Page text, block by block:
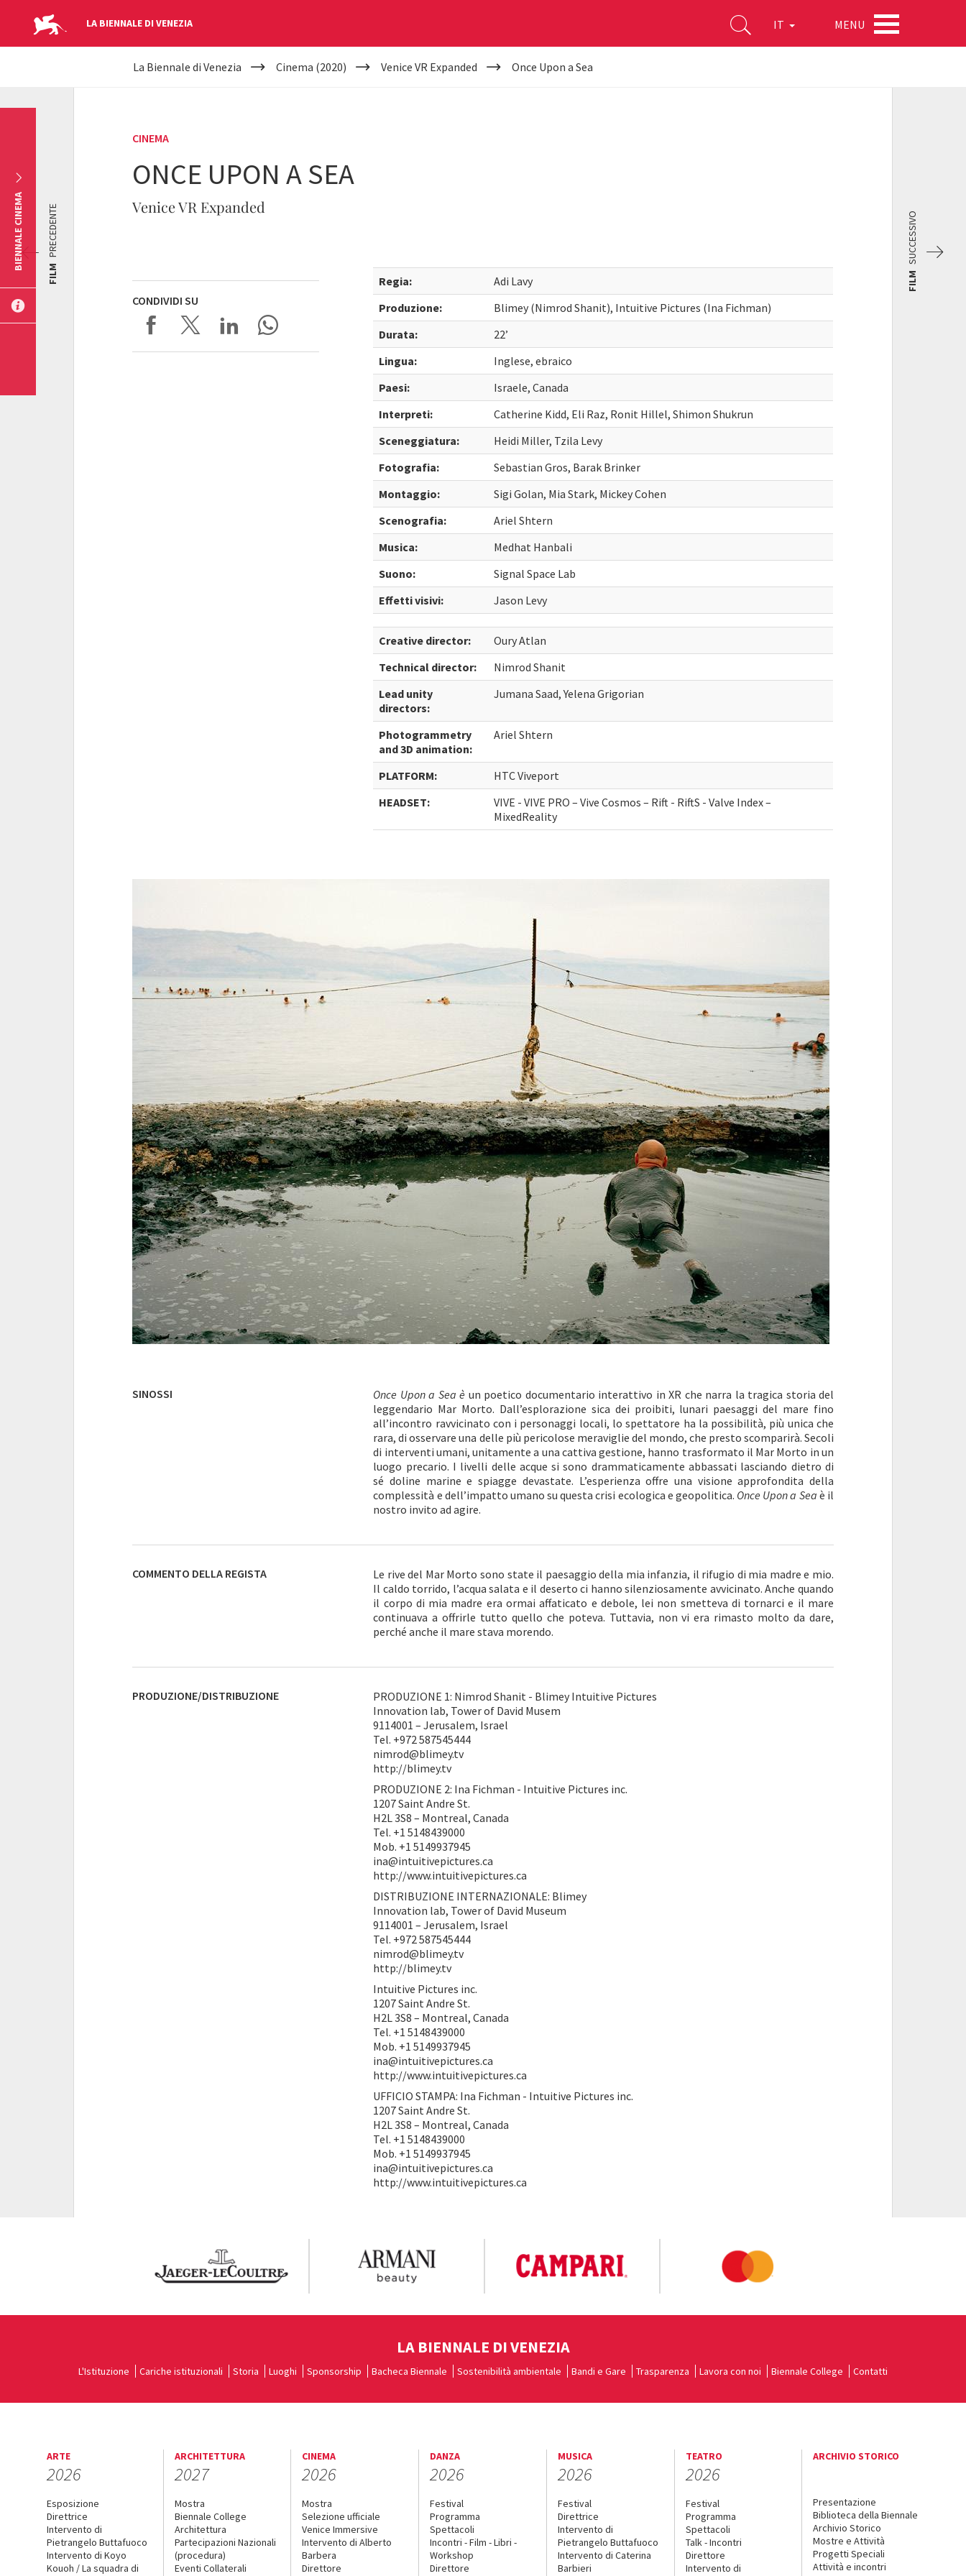
LA BIENNALE DI VENEZIA IT MENU
YOUR
La Biennale di Venezia Cinema (2020) Venice VR Expanded Once Upon a Sea
CINEMA
ONCE UPON A SEA
Venice VR Expanded
CONDIVIDI SU
Regia:
Adi Lavy
Produzione:
Blimey (Nimrod Shanit), Intuitive Pictures (Ina Fichman)
Durata:
22’
Lingua:
Inglese, ebraico
Paesi:
Israele, Canada
Interpreti:
Catherine Kidd, Eli Raz, Ronit Hillel, Shimon Shukrun
Sceneggiatura:
Heidi Miller, Tzila Levy
Fotografia:
Sebastian Gros, Barak Brinker
Montaggio:
Sigi Golan, Mia Stark, Mickey Cohen
Scenografia:
Ariel Shtern
Musica:
Medhat Hanbali
Suono:
Signal Space Lab
Effetti visivi:
Jason Levy
Creative director:
Oury Atlan
Technical director:
Nimrod Shanit
Lead unity
directors:
Jumana Saad, Yelena Grigorian
Photogrammetry
and 3D animation:
Ariel Shtern
PLATFORM:
HTC Viveport
HEADSET:
VIVE - VIVE PRO – Vive Cosmos – Rift - RiftS - Valve Index –
MixedReality
FILM
SUCCESSIVO
FILM
PRECEDENTE
SINOSSI Once Upon a Sea è un poetico documentario interattivo in XR che narra la tragica storia del
leggendario Mar Morto. Dall’esplorazione sica dei proibiti, lunari paesaggi del mare fino
all’incontro ravvicinato con i personaggi locali, lo spettatore ha la possibilità, più unica che
rara, di osservare una delle più pericolose meraviglie del mondo, che presto scomparirà. Secoli
di interventi umani, unitamente a una cattiva gestione, hanno trasformato il Mar Morto in un
luogo precario. I livelli delle acque si sono drammaticamente abbassati lasciando dietro di
sé doline marine e spiagge devastate. L’esperienza offre una visione approfondita della
complessità e dell’impatto umano su questa crisi ecologica e geopolitica. Once Upon a Sea è il
nostro invito ad agire.
COMMENTO DELLA REGISTA
Le rive del Mar Morto sono state il paesaggio della mia infanzia, il rifugio di mia madre e mio.
Il caldo torrido, l’acqua salata e il deserto ci hanno silenziosamente avvicinato. Anche quando
il corpo di mia madre era ormai affaticato e debole, lei non smetteva di tornarci e il mare
continuava a offrirle tutto quello che poteva. Tuttavia, non vi era rimasto molto da dare,
perché anche il mare stava morendo.
PRODUZIONE/DISTRIBUZIONE
PRODUZIONE 1: Nimrod Shanit - Blimey Intuitive Pictures
Innovation lab, Tower of David Musem
9114001 – Jerusalem, Israel
Tel. +972 587545444
nimrod@blimey.tv
http://blimey.tv
PRODUZIONE 2: Ina Fichman - Intuitive Pictures inc.
1207 Saint Andre St.
H2L 3S8 – Montreal, Canada
Tel. +1 5148439000
Mob. +1 5149937945
ina@intuitivepictures.ca
http://www.intuitivepictures.ca
DISTRIBUZIONE INTERNAZIONALE: Blimey
Innovation lab, Tower of David Museum
9114001 – Jerusalem, Israel
Tel. +972 587545444
nimrod@blimey.tv
http://blimey.tv
Intuitive Pictures inc.
1207 Saint Andre St.
H2L 3S8 – Montreal, Canada
Tel. +1 5148439000
Mob. +1 5149937945
ina@intuitivepictures.ca
http://www.intuitivepictures.ca
UFFICIO STAMPA: Ina Fichman - Intuitive Pictures inc.
1207 Saint Andre St.
H2L 3S8 – Montreal, Canada
Tel. +1 5148439000
Mob. +1 5149937945
ina@intuitivepictures.ca
http://www.intuitivepictures.ca
BIENNALE CINEMA
LA BIENNALE DI VENEZIA
L'Istituzione Cariche istituzionali Storia Luoghi Sponsorship Bacheca Biennale Sostenibilità ambientale Bandi e Gare Trasparenza Lavora con noi Biennale College Contatti
ARTE
2026
Esposizione
Direttrice
Intervento di
Pietrangelo Buttafuoco
Intervento di Koyo
Kouoh / La squadra di
ARCHITETTURA
2027
Mostra
Biennale College
Architettura
Partecipazioni Nazionali
(procedura)
Eventi Collaterali
CINEMA
2026
Mostra
Selezione ufficiale
Venice Immersive
Intervento di Alberto
Barbera
Direttore
DANZA
2026
Festival
Programma
Spettacoli
Incontri - Film - Libri -
Workshop
Direttore
MUSICA
2026
Festival
Direttrice
Intervento di
Pietrangelo Buttafuoco
Intervento di Caterina
Barbieri
TEATRO
2026
Festival
Programma
Spettacoli
Talk - Incontri
Direttore
Intervento di
ARCHIVIO STORICO
Presentazione
Biblioteca della Biennale
Archivio Storico
Mostre e Attività
Progetti Speciali
Attività e incontri